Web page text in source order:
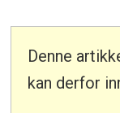
Denne
kan derfor